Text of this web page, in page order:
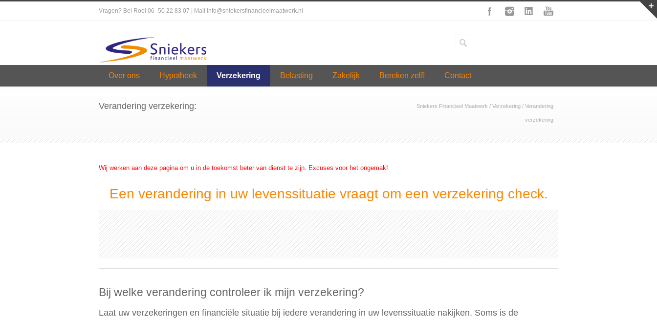
Vragen? Bel Roel 06- 50 22 83 07 | Mail info@sniekersfinancieelmaatwerk.nl
Over ons Hypotheek Verzekering Belasting Zakelijk Bereken zelf! Contact
Verandering verzekering: Sniekers Financieel Maatwerk / Verzekering / Verandering
verzekering
Wij werken aan deze pagina om u in de toekomst beter van dienst te zijn. Excuses voor het ongemak!
Een verandering in uw levenssituatie vraagt om een verzekering check.
Bij welke verandering controleer ik mijn verzekering?
Laat uw verzekeringen en financiële situatie bij iedere verandering in uw levenssituatie nakijken. Soms is de